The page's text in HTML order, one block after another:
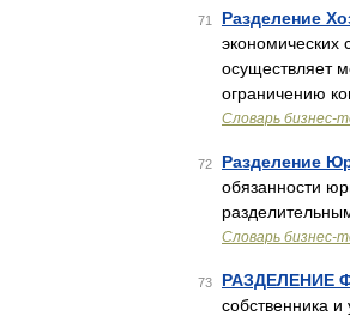
71 Разделение
экономических
осуществляет
ограничению
Словарь бизнес-
72 Разделение
обязанности
Словарь бизнес-
73 РАЗДЕЛЕНИЕ
собственника